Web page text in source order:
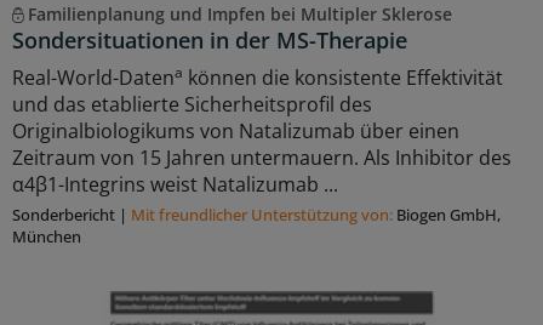
Familienplanung und Impfen bei Multipler Sklerose
Sondersituationen in der MS-Therapie
Real-World-Datena können die konsistente Effektivität
und das etablierte Sicherheitsprofil des
Originalbiologikums von Natalizumab über einen
Zeitraum von 15 Jahren untermauern. Als Inhibitor des
α4β1-Integrins weist Natalizumab ...
Sonderbericht | Mit freundlicher Unterstützung von: Biogen GmbH,
München